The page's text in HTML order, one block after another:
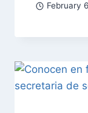
February